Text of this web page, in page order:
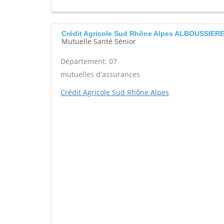
Crédit Agricole Sud Rhône Alpes ALBOUSSIERE
Mutuelle Santé Sénior
Département: 07
mutuelles d'assurances
Crédit Agricole Sud Rhône Alpes